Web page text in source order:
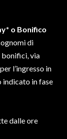
o Bonifico
di
bonifici, via
l’ingresso in
indicato in fase
dalle ore